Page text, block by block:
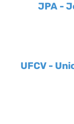
JPA -
UFCV -